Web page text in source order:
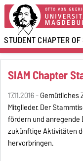
STUDENT CHAPTER
SIAM Chapter
17.11.2016 -Gemütliches
Mitglieder. Der
fördern und anregende
zukünftige Aktivitäten
hervorbringen.